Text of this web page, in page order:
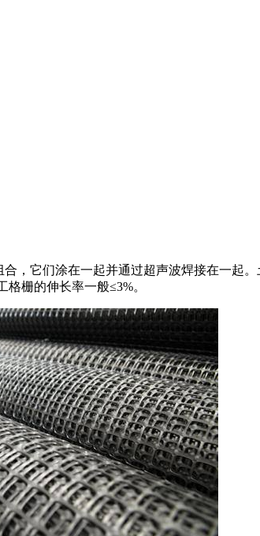
，它们涂在一起并通过超声波焊接在一起
格栅的伸长率一般≤3%。